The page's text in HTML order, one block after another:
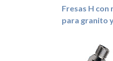
Fresas H con
para granito